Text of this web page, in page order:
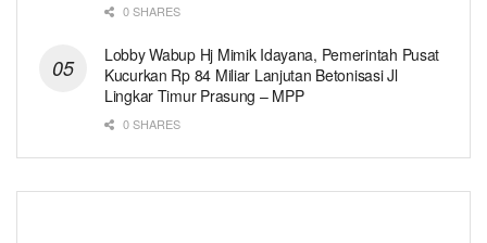
0 SHARES
Lobby Wabup Hj Mimik Idayana, Pemerintah Pusat
Kucurkan Rp 84 Miliar Lanjutan Betonisasi Jl
Lingkar Timur Prasung – MPP
0 SHARES